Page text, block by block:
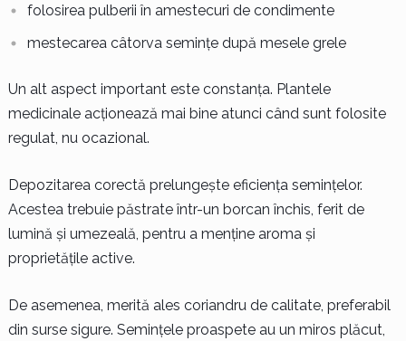
folosirea pulberii în amestecuri de condimente
mestecarea câtorva semințe după mesele grele
Un alt aspect important este constanța. Plantele
medicinale acționează mai bine atunci când sunt folosite
regulat, nu ocazional.
Depozitarea corectă prelungește eficiența semințelor.
Acestea trebuie păstrate într-un borcan închis, ferit de
lumină și umezeală, pentru a menține aroma și
proprietățile active.
De asemenea, merită ales coriandru de calitate, preferabil
din surse sigure. Semințele proaspete au un miros plăcut,